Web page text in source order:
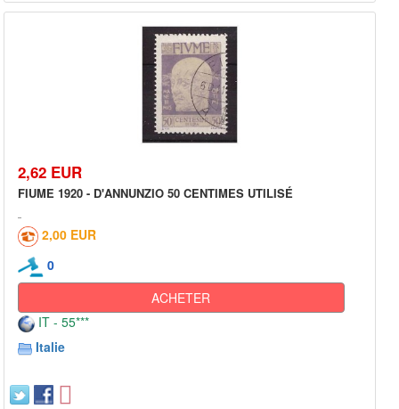
2,62 EUR
FIUME 1920 - D'ANNUNZIO 50 CENTIMES UTILISÉ
2,00 EUR
0
ACHETER
IT - 55***
Italie